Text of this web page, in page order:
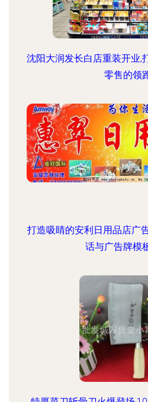
沈阳大润发长白店重装开业,
零售的领
打造吸睛的安利日用品店广
话与广告牌模